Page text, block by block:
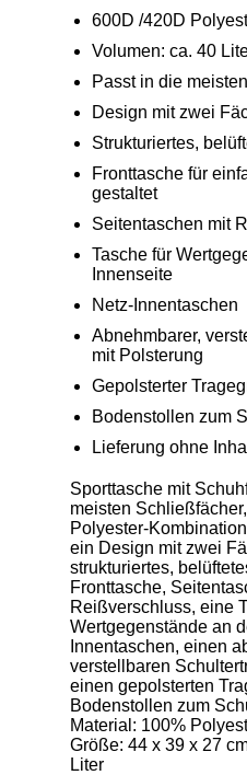
600D /420D
Volumen: ca. 40
Passt in die
Design mit zwei
Strukturiertes,
Fronttasche für
gestaltet
Seitentaschen mit
Tasche für
Innenseite
Netz-Innentaschen
Abnehmbarer,
mit Polsterung
Gepolsterter
Bodenstollen zum
Lieferung ohne
Sporttasche mit
meisten
Polyester-
ein Design mit zwei
strukturiertes,
Fronttasche,
Reißverschluss, eine
Wertgegenstände an
Innentaschen, einen
verstellbaren
einen gepolsterten
Bodenstollen zum
Material: 100%
Größe: 44 x 39 x 27
Liter